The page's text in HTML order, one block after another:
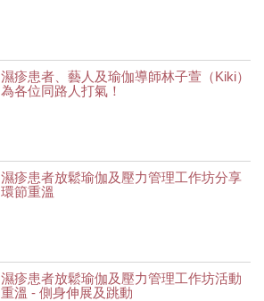
濕疹患者、藝人及瑜伽導師林子萱（Kiki）
為各位同路人打氣！
濕疹患者放鬆瑜伽及壓力管理工作坊分享
環節重溫
濕疹患者放鬆瑜伽及壓力管理工作坊活動
重溫 - 側身伸展及跳動